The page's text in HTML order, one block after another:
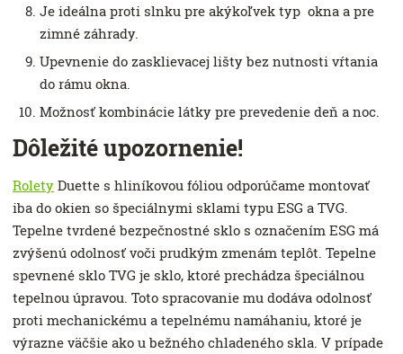
Je ideálna proti slnku pre akýkoľvek typ okna a pre
zimné záhrady.
Upevnenie do zasklievacej lišty bez nutnosti vŕtania
do rámu okna.
Možnosť kombinácie látky pre prevedenie deň a noc.
Dôležité upozornenie!
Rolety Duette s hliníkovou fóliou odporúčame montovať
iba do okien so špeciálnymi sklami typu ESG a TVG.
Tepelne tvrdené bezpečnostné sklo s označením ESG má
zvýšenú odolnosť voči prudkým zmenám teplôt. Tepelne
spevnené sklo TVG je sklo, ktoré prechádza špeciálnou
tepelnou úpravou. Toto spracovanie mu dodáva odolnosť
proti mechanickému a tepelnému namáhaniu, ktoré je
výrazne väčšie ako u bežného chladeného skla. V prípade